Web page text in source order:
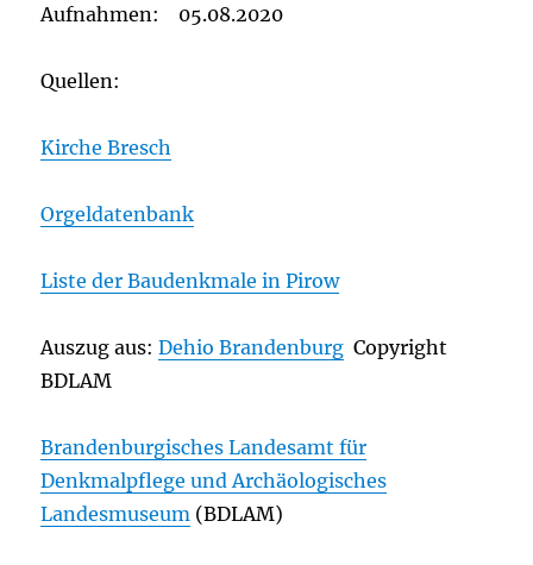
Aufnahmen: 05.08.2020
Quellen:
Kirche Bresch
Orgeldatenbank
Liste der Baudenkmale in Pirow
Auszug aus:Dehio Brandenburg Copyright
BDLAM
Brandenburgisches Landesamt für
Denkmalpflege und Archäologisches
Landesmuseum (BDLAM)